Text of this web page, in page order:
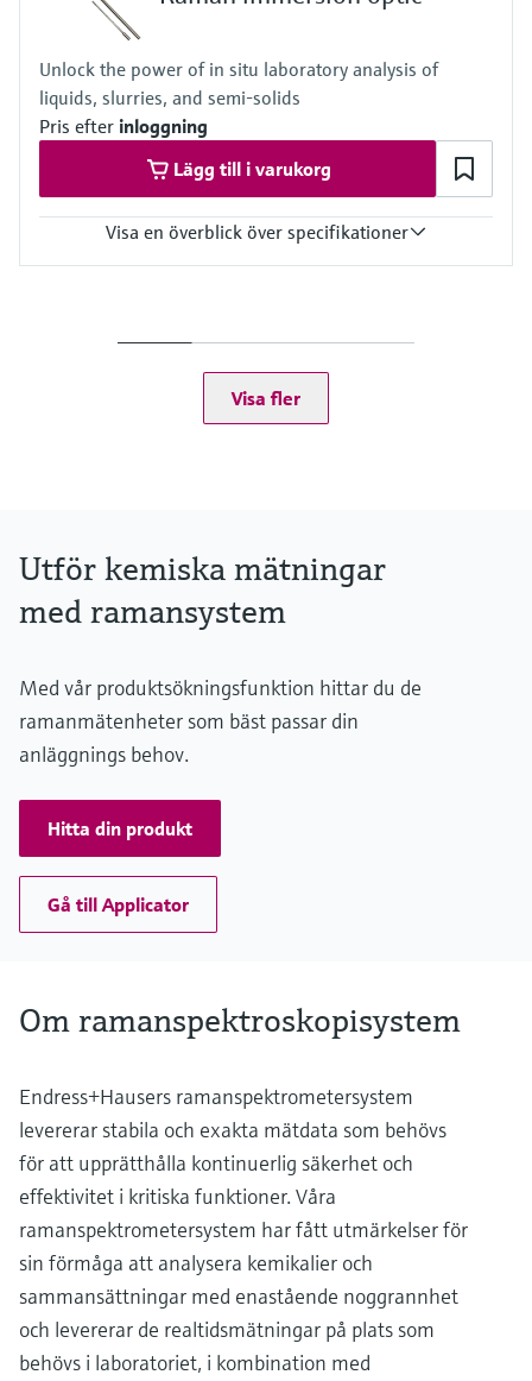
Unlock the power of in situ laboratory analysis of
liquids, slurries, and semi-solids
Pris efter inloggning
Lägg till i varukorg
Visa en överblick över specifikationer
Window: high-purity sapphire, proprietary compression fit non-
Visa fler
Utför kemiska mätningar
med ramansystem
Med vår produktsökningsfunktion hittar du de
ramanmätenheter som bäst passar din
anläggnings behov.
Hitta din produkt
Gå till Applicator
Om ramanspektroskopisystem
Endress+Hausers ramanspektrometersystem
levererar stabila och exakta mätdata som behövs
för att upprätthålla kontinuerlig säkerhet och
effektivitet i kritiska funktioner. Våra
ramanspektrometersystem har fått utmärkelser för
sin förmåga att analysera kemikalier och
sammansättningar med enastående noggrannhet
och levererar de realtidsmätningar på plats som
behövs i laboratoriet, i kombination med